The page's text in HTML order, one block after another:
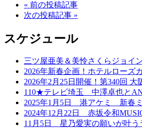
« 前の投稿記事
次の投稿記事 »
スケジュール
三ツ屋亜美＆美怜さくらジョイ
2026年新春企画！ホテルローズ
2026年2月25日開催！第340回 大
110★テレビ埼玉 中澤卓也と
2025年1月5日 港アケミ 新春ミ
2024年12月22日 赤坂令和
11月5日 星乃愛実の願いが叶う